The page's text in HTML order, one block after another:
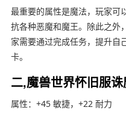
最重要的属性是魔法，玩家可
抗各种恶魔和魔王。除此之外
家需要通过完成任务，提升自
卡。
二,魔兽世界怀旧服
属性：+45 敏捷，+22 耐力